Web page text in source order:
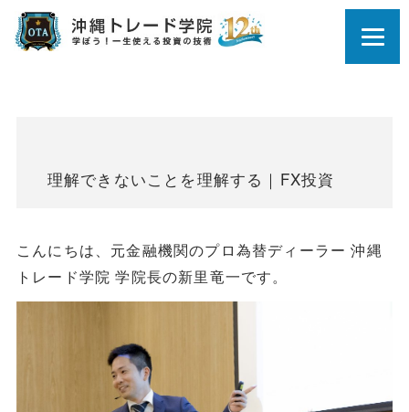
理解できないことを理解する｜FX投資
こんにちは、元金融機関のプロ為替ディーラー 沖縄
トレード学院 学院長の新里竜一です。